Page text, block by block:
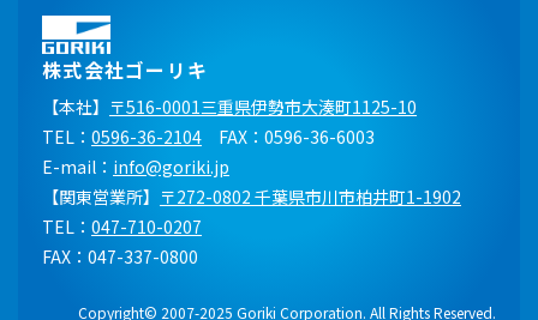
株式会社ゴーリキ
【本社】 〒516-0001三重県伊勢市大湊町1125-10
TEL： 0596-36-2104 FAX：0596-36-6003
E-mail： info@goriki.jp
【関東営業所】 〒272-0802 千葉県市川市柏井町1-1902
TEL： 047-710-0207
FAX：047-337-0800
Copyright© 2007-2025 Goriki Corporation. All Rights Reserved.